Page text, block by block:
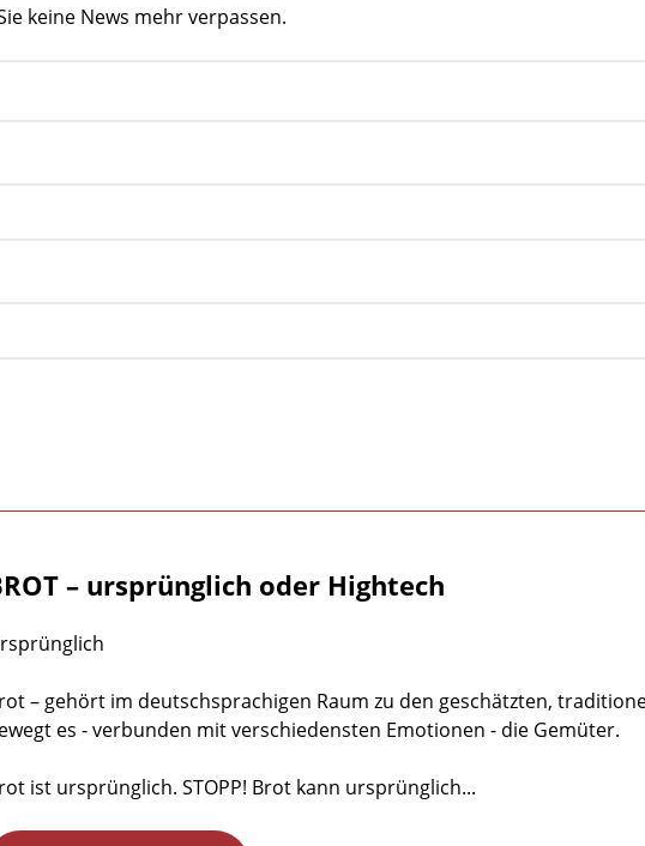
keine News mehr verpassen.
– ursprünglich oder Hightech
– gehört im deutschsprachigen Raum zu den geschätzten,
es - verbunden mit verschiedensten Emotionen - die Gemüter.
ist ursprünglich. STOPP! Brot kann ursprünglich...